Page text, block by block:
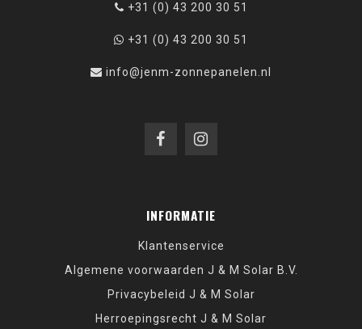
+31 (0) 43 200 30 51
+31 (0) 43 200 30 51
info@jenm-zonnepanelen.nl
INFORMATIE
Klantenservice
Algemene voorwaarden J & M Solar B.V.
Privacybeleid J & M Solar
Herroepingsrecht J & M Solar